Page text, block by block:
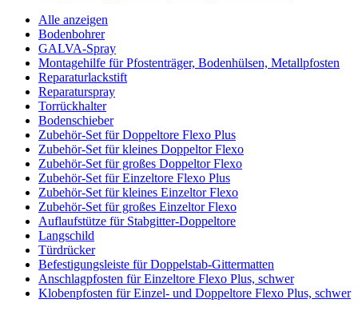
Alle anzeigen
Bodenbohrer
GALVA-Spray
Montagehilfe für Pfostenträger, Bodenhülsen, Metallpfosten
Reparaturlackstift
Reparaturspray
Torrückhalter
Bodenschieber
Zubehör-Set für Doppeltore Flexo Plus
Zubehör-Set für kleines Doppeltor Flexo
Zubehör-Set für großes Doppeltor Flexo
Zubehör-Set für Einzeltore Flexo Plus
Zubehör-Set für kleines Einzeltor Flexo
Zubehör-Set für großes Einzeltor Flexo
Auflaufstütze für Stabgitter-Doppeltore
Langschild
Türdrücker
Befestigungsleiste für Doppelstab-Gittermatten
Anschlagpfosten für Einzeltore Flexo Plus, schwer
Klobenpfosten für Einzel- und Doppeltore Flexo Plus, schwer